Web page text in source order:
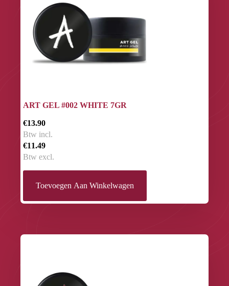
ART GEL #002 WHITE 7GR
€13.90
Btw incl.
€11.49
Btw excl.
Toevoegen Aan Winkelwagen